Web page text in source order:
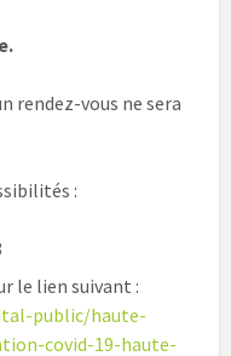
rendez-vous ne sera
:
le lien suivant :
public/haute-
covid-19-haute-